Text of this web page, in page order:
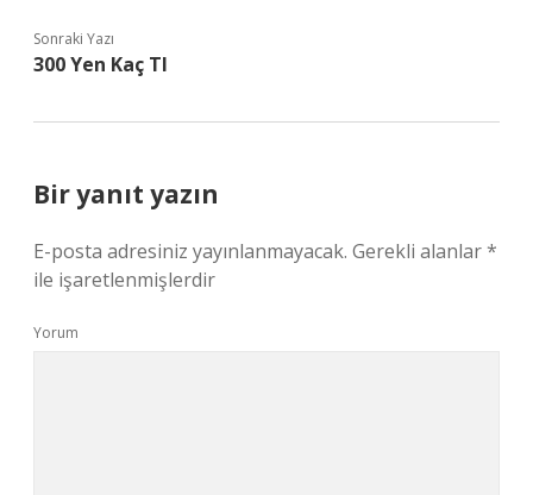
Sonraki Yazı
300 Yen Kaç Tl
Bir yanıt yazın
E-posta adresiniz yayınlanmayacak. Gerekli alanlar*
ile işaretlenmişlerdir
Yorum